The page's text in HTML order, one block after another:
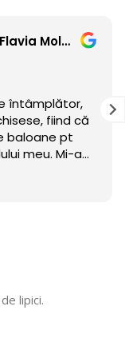
Anamaria Flavia Moldovan
fiind că
pt
Mi-am
lipici.